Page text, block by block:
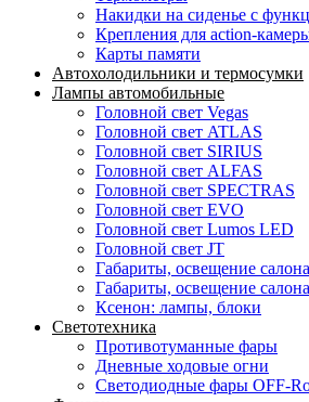
Накидки на сиденье с
Крепления для action-
Карты памяти
Автохолодильники и термосумки
Лампы автомобильные
Головной свет Vegas
Головной свет ATLAS
Головной свет SIRIUS
Головной свет ALFAS
Головной свет SPECTRAS
Головной свет EVO
Головной свет Lumos LED
Головной свет JT
Габариты, освещение
Габариты, освещение
Ксенон: лампы, блоки
Светотехника
Противотуманные фары
Дневные ходовые огни
Светодиодные фары OFF-